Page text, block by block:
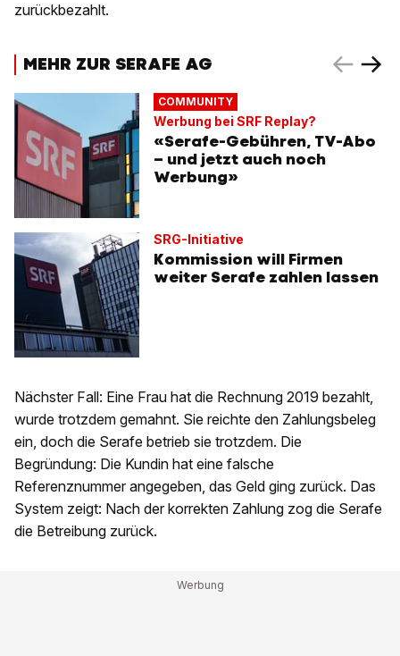
zurückbezahlt.
MEHR ZUR SERAFE AG
COMMUNITY
Werbung bei SRF Replay?
«Serafe-Gebühren, TV-Abo
– und jetzt auch noch
Werbung»
SRG-Initiative
Kommission will Firmen
weiter Serafe zahlen lassen
Nächster Fall: Eine Frau hat die Rechnung 2019 bezahlt,
wurde trotzdem gemahnt. Sie reichte den Zahlungsbeleg
ein, doch die Serafe betrieb sie trotzdem. Die
Begründung: Die Kundin hat eine falsche
Referenznummer angegeben, das Geld ging zurück. Das
System zeigt: Nach der korrekten Zahlung zog die Serafe
die Betreibung zurück.